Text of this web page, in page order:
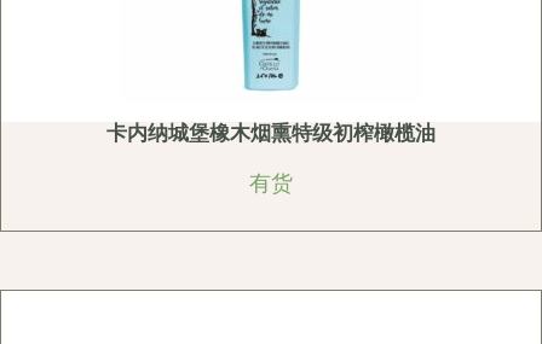
卡内纳城堡橡木烟熏特级初榨橄榄油
有货